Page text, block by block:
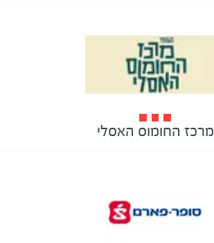
מרכז החומוס האסלי